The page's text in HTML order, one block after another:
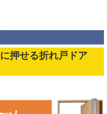
押せる折れ戸ドア